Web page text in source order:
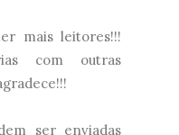
mais leitores!!!
com outras
ser enviadas